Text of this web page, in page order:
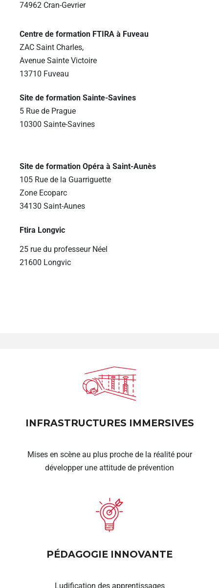
74962 Cran-Gevrier
Centre de formation FTIRA à Fuveau
ZAC Saint Charles,
Avenue Sainte Victoire
13710 Fuveau
Site de formation Sainte-Savines
5 Rue de Prague
10300 Sainte-Savines
Site de formation Opéra à Saint-Aunès
105 Rue de la Guarriguette
Zone Ecoparc
34130 Saint-Aunes
Ftira Longvic
25 rue du professeur Néel
21600 Longvic
INFRASTRUCTURES IMMERSIVES
Mises en scène au plus proche de la réalité pour
développer une attitude de prévention
PÉDAGOGIE INNOVANTE
Ludification des apprentissages